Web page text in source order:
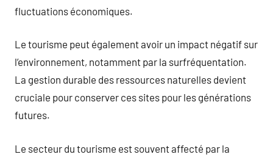
fluctuations économiques.
Le tourisme peut également avoir un impact négatif sur
l’environnement, notamment par la surfréquentation.
La gestion durable des ressources naturelles devient
cruciale pour conserver ces sites pour les générations
futures.
Le secteur du tourisme est souvent affecté par la